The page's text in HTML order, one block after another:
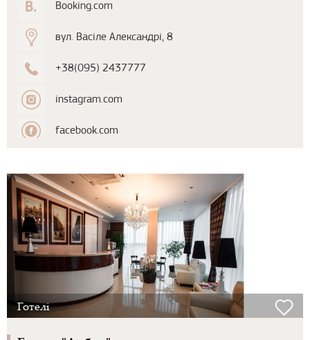
Booking.com
вул. Васіле Александрі, 8
+38(095) 2437777
instagram.com
facebook.com
Готелі